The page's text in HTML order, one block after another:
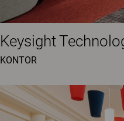
Keysight
KONTOR